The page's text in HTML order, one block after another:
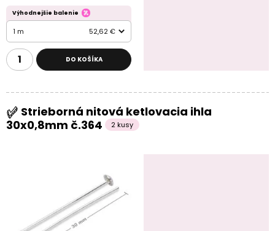
Výhodnejšie balenie
1 m 52,62 €
DO KOŠÍKA
Strieborná nitová ketlovacia ihla
30x0,8mm č.364
2 kusy